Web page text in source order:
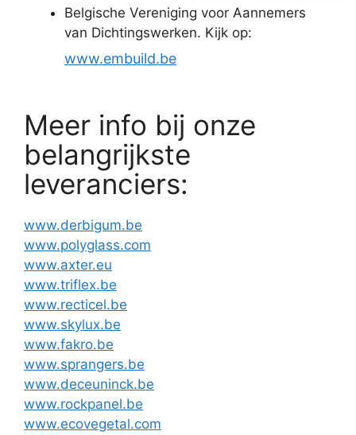
Belgische Vereniging voor Aannemers
van Dichtingswerken. Kijk op:
www.embuild.be
Meer info bij onze
belangrijkste
leveranciers:
www.derbigum.be
www.polyglass.com
www.axter.eu
www.triflex.be
www.recticel.be
www.skylux.be
www.fakro.be
www.sprangers.be
www.deceuninck.be
www.rockpanel.be
www.ecovegetal.com